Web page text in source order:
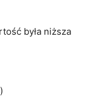
była niższa